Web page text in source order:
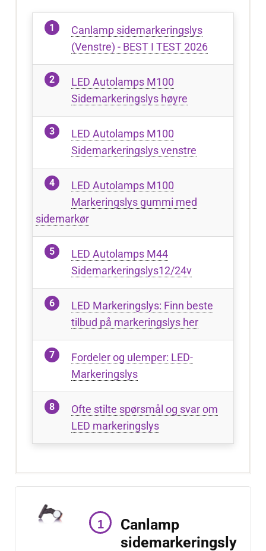
Canlamp sidemarkeringslys
(Venstre) - BEST I TEST 2026
LED Autolamps M100
Sidemarkeringslys høyre
LED Autolamps M100
Sidemarkeringslys venstre
LED Autolamps M100
Markeringslys gummi med
sidemarkør
LED Autolamps M44
Sidemarkeringslys12/24v
LED Markeringslys: Finn beste
tilbud på markeringslys her
Fordeler og ulemper: LED-
Markeringslys
Ofte stilte spørsmål og svar om
LED markeringslys
Canlamp
sidemarkeringsly